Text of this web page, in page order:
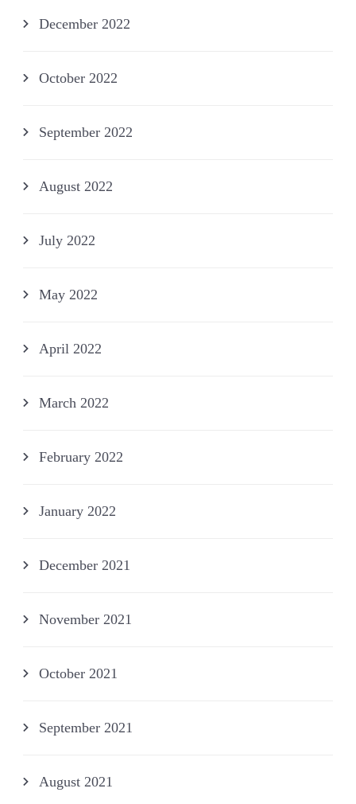
December 2022
October 2022
September 2022
August 2022
July 2022
May 2022
April 2022
March 2022
February 2022
January 2022
December 2021
November 2021
October 2021
September 2021
August 2021